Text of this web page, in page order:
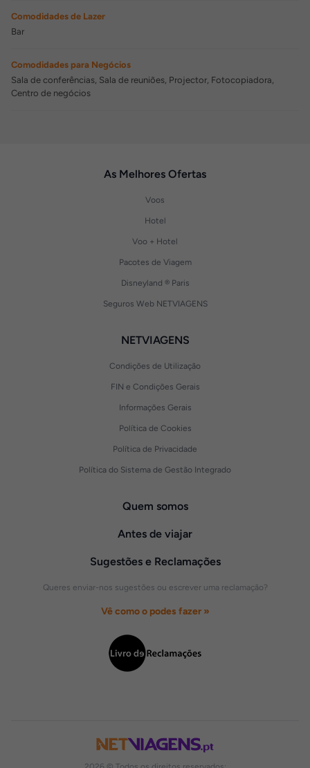
Comodidades de Lazer
Bar
Comodidades para Negócios
Sala de conferências, Sala de reuniões, Projector, Fotocopiadora,
Centro de negócios
As Melhores Ofertas
Voos
Hotel
Voo + Hotel
Pacotes de Viagem
Disneyland ® Paris
Seguros Web NETVIAGENS
NETVIAGENS
Condições de Utilização
FIN e Condições Gerais
Informações Gerais
Política de Cookies
Política de Privacidade
Política do Sistema de Gestão Integrado
Quem somos
Antes de viajar
Sugestões e Reclamações
Queres enviar-nos sugestões ou escrever uma reclamação?
Vê como o podes fazer »